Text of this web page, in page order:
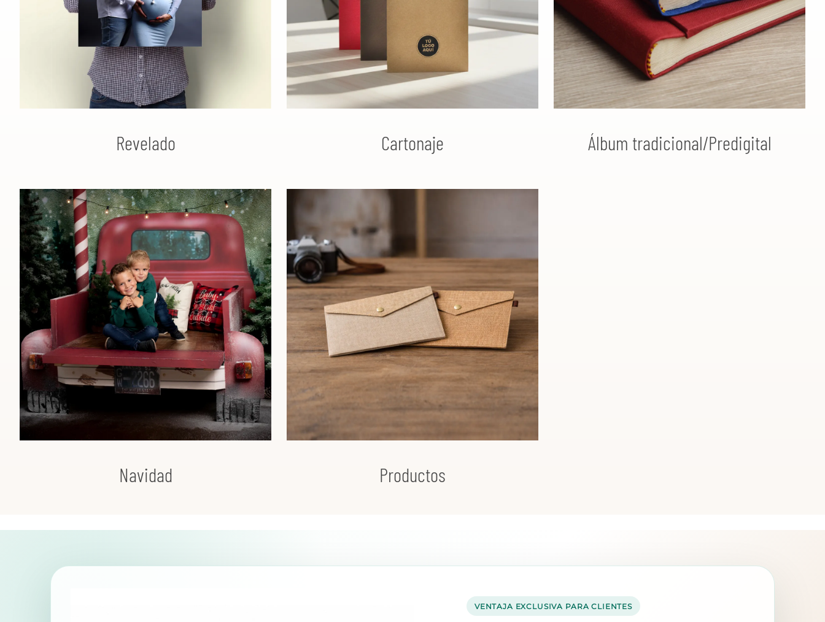
Revelado Cartonaje Álbum tradicional/Predigital
Navidad Productos
VENTAJA EXCLUSIVA PARA CLIENTES